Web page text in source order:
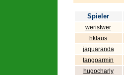
Spieler
weristwer
hklaus
jaquaranda
tangoarmin
hugocharly